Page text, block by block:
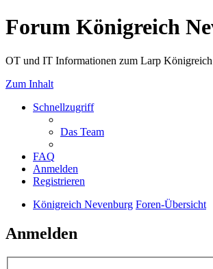
Forum Königreich
OT und IT Informationen zum Larp
Zum Inhalt
Schnellzugriff
Das Team
FAQ
Anmelden
Registrieren
Königreich Nevenburg Foren-Übersicht
Anmelden